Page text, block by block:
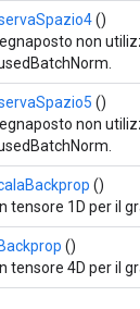
()
non
()
non
()
tensore 1D per il
()
tensore 4D per il